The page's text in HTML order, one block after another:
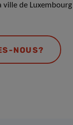
ville de
NOUS?